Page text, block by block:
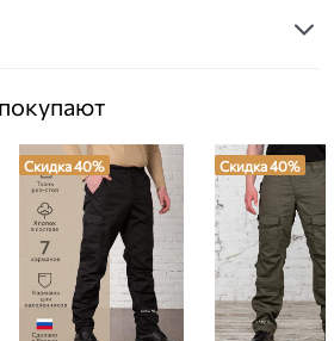
Скидка 40% Скидка 40%